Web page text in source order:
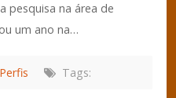
pesquisa na área de
um ano na…
Perfis Tags: